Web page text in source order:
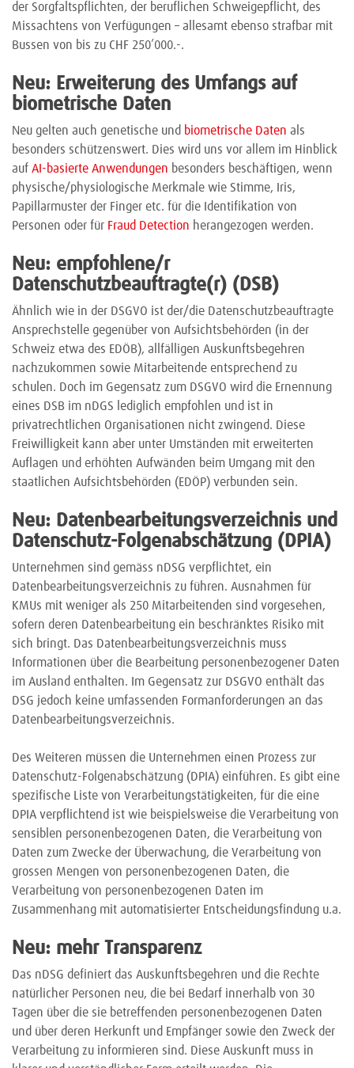
der Sorgfaltspflichten, der beruflichen Schweigepflicht, des
Missachtens von Verfügungen – allesamt ebenso strafbar mit
Bussen von bis zu CHF 250’000.-.
Neu: Erweiterung des Umfangs auf
biometrische Daten
Neu gelten auch genetische und biometrische Daten als
besonders schützenswert. Dies wird uns vor allem im Hinblick
auf AI-basierte Anwendungen besonders beschäftigen, wenn
physische/physiologische Merkmale wie Stimme, Iris,
Papillarmuster der Finger etc. für die Identifikation von
Personen oder für Fraud Detection herangezogen werden.
Neu: empfohlene/r
Datenschutzbeauftragte(r) (DSB)
Ähnlich wie in der DSGVO ist der/die Datenschutzbeauftragte
Ansprechstelle gegenüber von Aufsichtsbehörden (in der
Schweiz etwa des EDÖB), allfälligen Auskunftsbegehren
nachzukommen sowie Mitarbeitende entsprechend zu
schulen. Doch im Gegensatz zum DSGVO wird die Ernennung
eines DSB im nDGS lediglich empfohlen und ist in
privatrechtlichen Organisationen nicht zwingend. Diese
Freiwilligkeit kann aber unter Umständen mit erweiterten
Auflagen und erhöhten Aufwänden beim Umgang mit den
staatlichen Aufsichtsbehörden (EDÖP) verbunden sein.
Neu: Datenbearbeitungsverzeichnis und
Datenschutz-Folgenabschätzung (DPIA)
Unternehmen sind gemäss nDSG verpflichtet, ein
Datenbearbeitungsverzeichnis zu führen. Ausnahmen für
KMUs mit weniger als 250 Mitarbeitenden sind vorgesehen,
sofern deren Datenbearbeitung ein beschränktes Risiko mit
sich bringt. Das Datenbearbeitungsverzeichnis muss
Informationen über die Bearbeitung personenbezogener Daten
im Ausland enthalten. Im Gegensatz zur DSGVO enthält das
DSG jedoch keine umfassenden Formanforderungen an das
Datenbearbeitungsverzeichnis.
Des Weiteren müssen die Unternehmen einen Prozess zur
Datenschutz-Folgenabschätzung (DPIA) einführen. Es gibt eine
spezifische Liste von Verarbeitungstätigkeiten, für die eine
DPIA verpflichtend ist wie beispielsweise die Verarbeitung von
sensiblen personenbezogenen Daten, die Verarbeitung von
Daten zum Zwecke der Überwachung, die Verarbeitung von
grossen Mengen von personenbezogenen Daten, die
Verarbeitung von personenbezogenen Daten im
Zusammenhang mit automatisierter Entscheidungsfindung u.a.
Neu: mehr Transparenz
Das nDSG definiert das Auskunftsbegehren und die Rechte
natürlicher Personen neu, die bei Bedarf innerhalb von 30
Tagen über die sie betreffenden personenbezogenen Daten
und über deren Herkunft und Empfänger sowie den Zweck der
Verarbeitung zu informieren sind. Diese Auskunft muss in